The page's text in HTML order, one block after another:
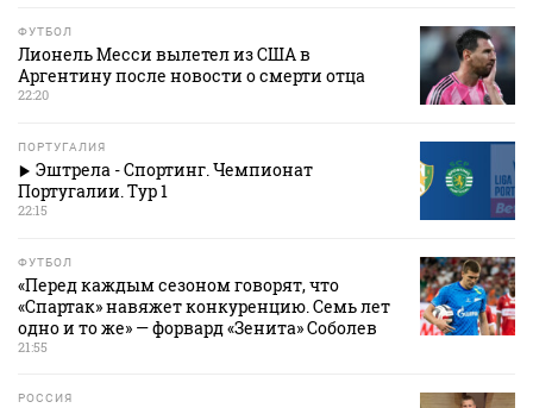
ФУТБОЛ
Лионель Месси вылетел из США в
Аргентину после новости о смерти отца
22:20
ПОРТУГАЛИЯ
Эштрела - Спортинг. Чемпионат
Португалии. Тур 1
22:15
ФУТБОЛ
«Перед каждым сезоном говорят, что
«Спартак» навяжет конкуренцию. Семь лет
одно и то же» — форвард «Зенита» Соболев
21:55
РОССИЯ